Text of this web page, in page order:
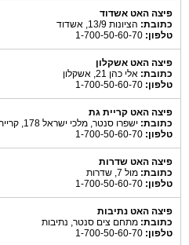
פיצה האט אשדוד
כתובת: הציונות 13/9, אשדוד
טלפון:
פיצה האט אשקלון
כתובת: אלי כהן 21, אשקלון
טלפון:
פיצה האט קריית גת
כתובת: ישפרו סנטר, מלכי ישראל 178, קריית גת
טלפון:
פיצה האט שדרות
כתובת: מול 7, שדרות
טלפון:
פיצה האט נתיבות
כתובת: מתחם צים סנטר, נתיבות
טלפון: